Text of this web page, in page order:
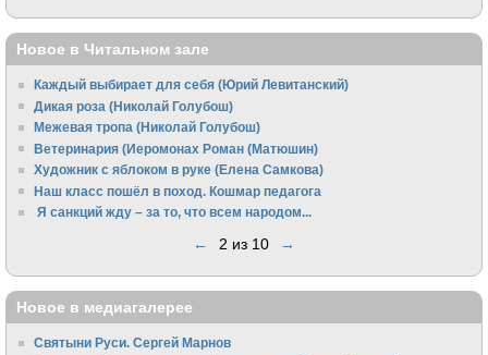
Новое в Читальном зале
Каждый выбирает для себя (Юрий Левитанский)
Дикая роза (Николай Голубош)
Межевая тропа (Николай Голубош)
Ветеринария (Иеромонах Роман (Матюшин)
Художник с яблоком в руке (Елена Самкова)
Наш класс пошёл в поход. Кошмар педагога
Я санкций жду – за то, что всем народом...
← 2 из 10 →
Новое в медиагалерее
Святыни Руси. Сергей Марнов